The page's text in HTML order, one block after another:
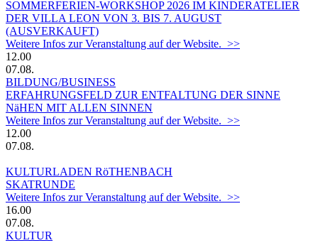
SOMMERFERIEN-WORKSHOP 2026 IM KINDERATELIER
DER VILLA LEON VON 3. BIS 7. AUGUST
(AUSVERKAUFT)
Weitere Infos zur Veranstaltung auf der Website. >>
12.00
07.08.
BILDUNG/BUSINESS
ERFAHRUNGSFELD ZUR ENTFALTUNG DER SINNE
NäHEN MIT ALLEN SINNEN
Weitere Infos zur Veranstaltung auf der Website. >>
12.00
07.08.
KULTURLADEN RöTHENBACH
SKATRUNDE
Weitere Infos zur Veranstaltung auf der Website. >>
16.00
07.08.
KULTUR